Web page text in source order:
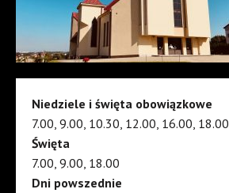
Niedziele i święta obowiązkowe
7.00, 9.00, 10.30, 12.00, 16.00, 18.00
Święta
7.00, 9.00, 18.00
Dni powszednie